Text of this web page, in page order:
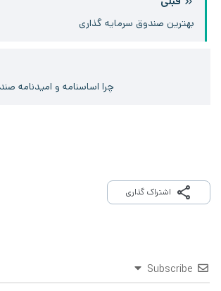
بهترین صندوق سرمایه گذاری
چرا اساسنامه و امیدنامه
اشتراک گذاری
Subscribe